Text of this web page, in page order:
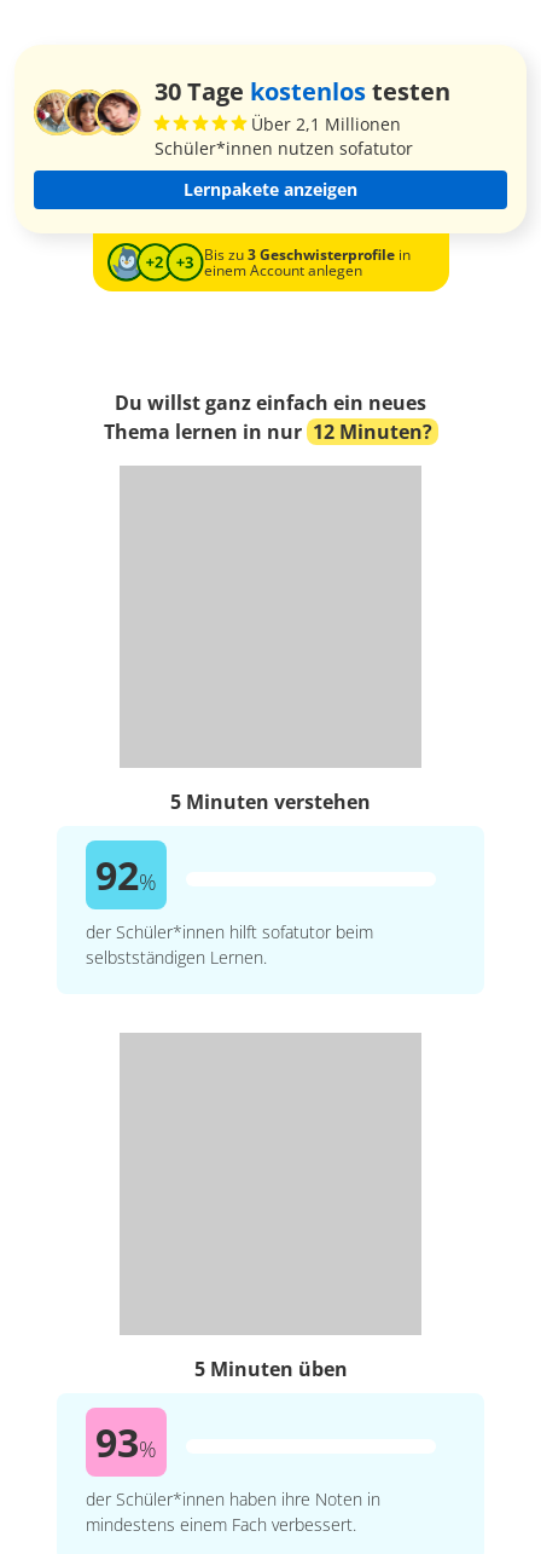
30 Tage kostenlostesten
Über 2,1 Millionen
Schüler*innen nutzen sofatutor
Lernpakete anzeigen
Bis zu3 Geschwisterprofilein
einem Account anlegen
Du willst ganz einfach ein neues
Thema lernen in nur 12 Minuten?
5 Minuten verstehen
92%
der Schüler*innen hilft sofatutor beim
selbstständigen Lernen.
5 Minuten üben
93%
der Schüler*innen haben ihre Noten in
mindestens einem Fach verbessert.